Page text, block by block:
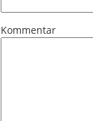
Kommentar